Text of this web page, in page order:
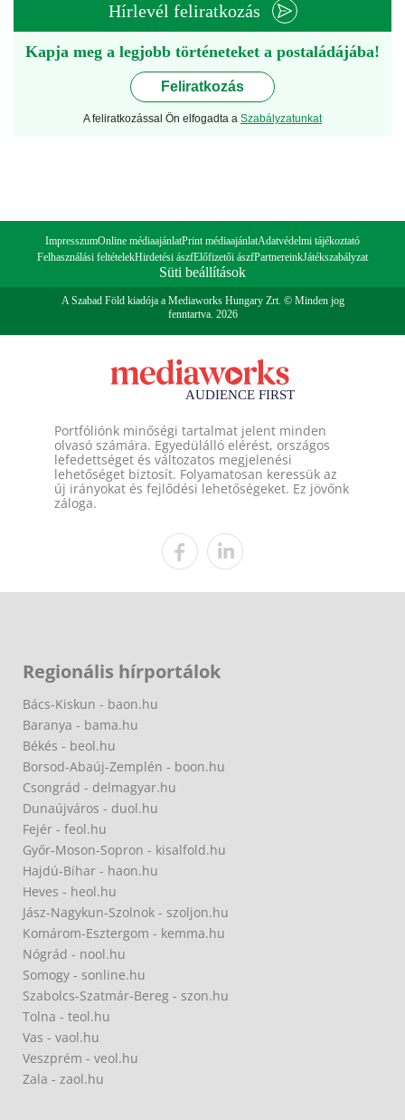
Hírlevél feliratkozás
Kapja meg a legjobb történeteket a postaládájába!
Feliratkozás
A feliratkozással Ön elfogadta a Szabályzatunkat
ImpresszumOnline médiaajánlatPrint médiaajánlatAdatvédelmi tájékoztató
Felhasználási feltételekHirdetési ászfElőfizetői ászfPartnereinkJátékszabályzat
Süti beállítások
A Szabad Föld kiadója a Mediaworks Hungary Zrt. © Minden jog
fenntartva. 2026
Portfóliónk minőségi tartalmat jelent minden
olvasó számára. Egyedülálló elérést, országos
lefedettséget és változatos megjelenési
lehetőséget biztosít. Folyamatosan keressük az
új irányokat és fejlődési lehetőségeket. Ez jövőnk
záloga.
Regionális hírportálok
Bács-Kiskun - baon.hu
Baranya - bama.hu
Békés - beol.hu
Borsod-Abaúj-Zemplén - boon.hu
Csongrád - delmagyar.hu
Dunaújváros - duol.hu
Fejér - feol.hu
Győr-Moson-Sopron - kisalfold.hu
Hajdú-Bihar - haon.hu
Heves - heol.hu
Jász-Nagykun-Szolnok - szoljon.hu
Komárom-Esztergom - kemma.hu
Nógrád - nool.hu
Somogy - sonline.hu
Szabolcs-Szatmár-Bereg - szon.hu
Tolna - teol.hu
Vas - vaol.hu
Veszprém - veol.hu
Zala - zaol.hu